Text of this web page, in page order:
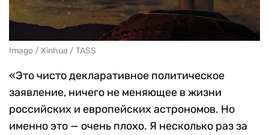
Imago / Xinhua / TASS
«Это чисто декларативное политическое
заявление, ничего не меняющее в жизни
российских и европейских астрономов. Но
именно это — очень плохо. Я несколько раз за